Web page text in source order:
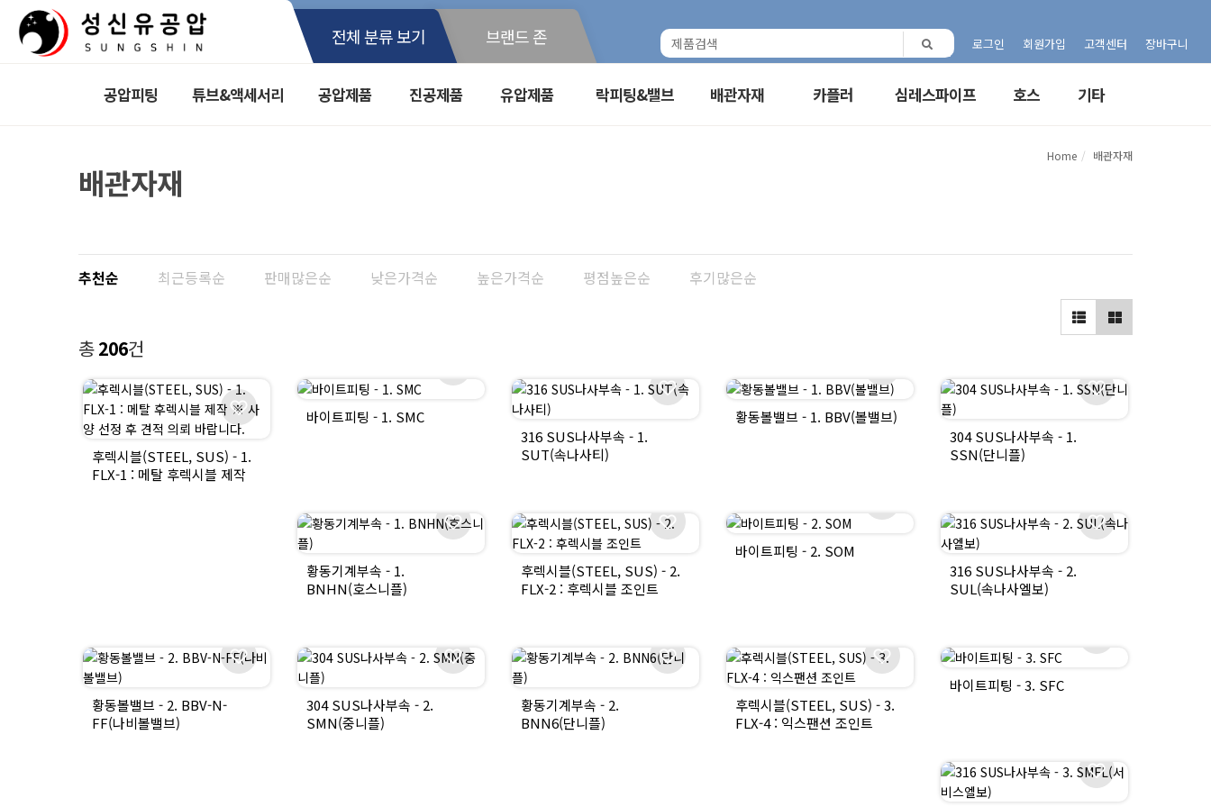
전체 분류 보기 브랜드 존 로그인 회원가입 고객센터 장바구니
공압피팅 튜브&액세서리 공압제품 진공제품 유압제품 락피팅&밸브 배관자재 카플러 심레스파이프 호스 기타
Home 배관자재
배관자재
추천순 최근등록순 판매많은순 낮은가격순 높은가격순 평점높은순 후기많은순
총206건
후렉시블(STEEL, SUS) - 1.
FLX-1 : 메탈 후렉시블 제작
바이트피팅 - 1. SMC
316 SUS나사부속 - 1.
SUT(속나사티)
황동볼밸브 - 1. BBV(볼밸브)
304 SUS나사부속 - 1.
SSN(단니플)
황동기계부속 - 1.
BNHN(호스니플)
후렉시블(STEEL, SUS) - 2.
FLX-2 : 후렉시블 조인트
바이트피팅 - 2. SOM
316 SUS나사부속 - 2.
SUL(속나사엘보)
황동볼밸브 - 2. BBV-N-
FF(나비볼밸브)
304 SUS나사부속 - 2.
SMN(중니플)
황동기계부속 - 2.
BNN6(단니플)
후렉시블(STEEL, SUS) - 3.
FLX-4 : 익스팬션 조인트
바이트피팅 - 3. SFC